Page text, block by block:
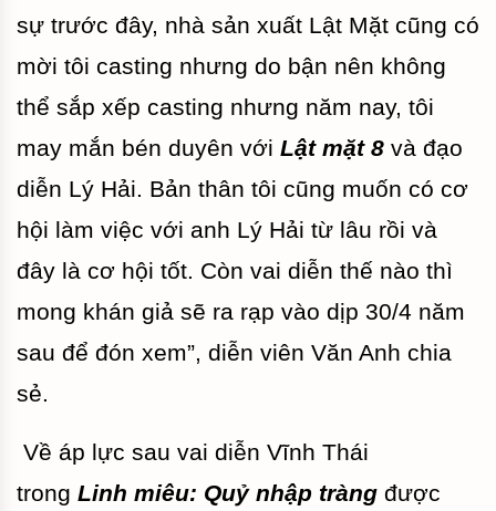
sự trước đây, nhà sản xuất Lật Mặt cũng có
mời tôi casting nhưng do bận nên không
thể sắp xếp casting nhưng năm nay, tôi
may mắn bén duyên với Lật mặt 8 và đạo
diễn Lý Hải. Bản thân tôi cũng muốn có cơ
hội làm việc với anh Lý Hải từ lâu rồi và
đây là cơ hội tốt. Còn vai diễn thế nào thì
mong khán giả sẽ ra rạp vào dịp 30/4 năm
sau để đón xem”, diễn viên Văn Anh chia
sẻ.
Về áp lực sau vai diễn Vĩnh Thái
trong Linh miêu: Quỷ nhập tràng được